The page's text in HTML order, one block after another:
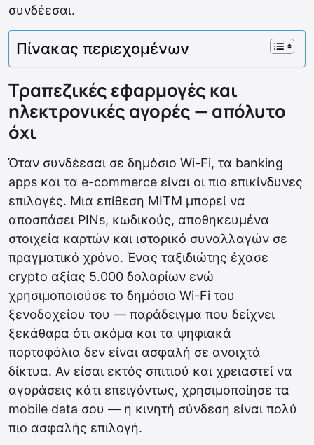
συνδέεσαι.
Πίνακας περιεχομένων
Τραπεζικές εφαρμογές και
ηλεκτρονικές αγορές — απόλυτο
όχι
Όταν συνδέεσαι σε δημόσιο Wi-Fi, τα banking
apps και τα e-commerce είναι οι πιο επικίνδυνες
επιλογές. Μια επίθεση MITM μπορεί να
αποσπάσει PINs, κωδικούς, αποθηκευμένα
στοιχεία καρτών και ιστορικό συναλλαγών σε
πραγματικό χρόνο. Ένας ταξιδιώτης έχασε
crypto αξίας 5.000 δολαρίων ενώ
χρησιμοποιούσε το δημόσιο Wi-Fi του
ξενοδοχείου του — παράδειγμα που δείχνει
ξεκάθαρα ότι ακόμα και τα ψηφιακά
πορτοφόλια δεν είναι ασφαλή σε ανοιχτά
δίκτυα. Αν είσαι εκτός σπιτιού και χρειαστεί να
αγοράσεις κάτι επειγόντως, χρησιμοποίησε τα
mobile data σου — η κινητή σύνδεση είναι πολύ
πιο ασφαλής επιλογή.